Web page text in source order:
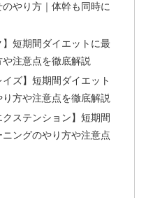
やり方｜体幹も同時に
】短期間ダイエットに最
注意点を徹底解説
イズ】短期間ダイエット
方や注意点を徹底解説
クステンション】短期間
ングのやり方や注意点